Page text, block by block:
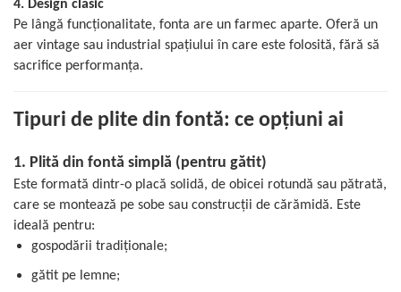
4. Design clasic
Pe lângă funcționalitate, fonta are un farmec aparte. Oferă un
aer vintage sau industrial spațiului în care este folosită, fără să
sacrifice performanța.
Tipuri de plite din fontă: ce opțiuni ai
1. Plită din fontă simplă (pentru gătit)
Este formată dintr-o placă solidă, de obicei rotundă sau pătrată,
care se montează pe sobe sau construcții de cărămidă. Este
ideală pentru:
gospodării tradiționale;
gătit pe lemne;